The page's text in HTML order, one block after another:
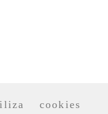
cookies